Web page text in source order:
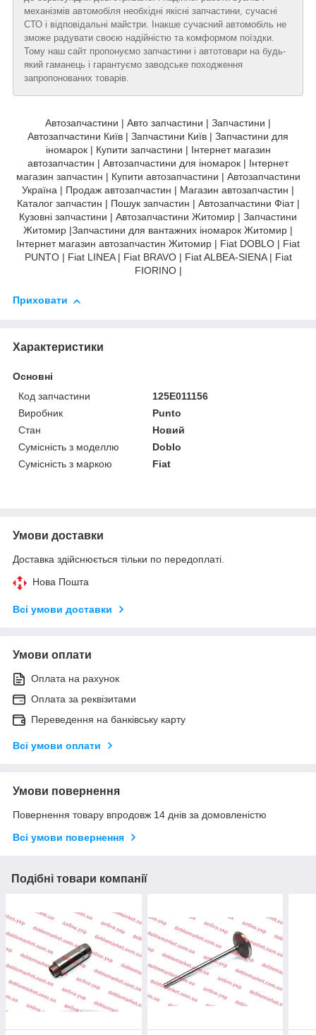
механізмів автомобіля необхідні якісні запчастини, сучасні
СТО і відповідальні майстри. Інакше сучасний автомобіль не
зможе радувати своєю надійністю та комформом поїздки.
Тому наш сайт пропонуємо запчастини і автотовари на будь-
який гаманець і гарантуємо заводське походження
запропонованих товарів.
Автозапчастини | Авто запчастини | Запчастини |
Автозапчастини Київ | Запчастини Київ | Запчастини для
іномарок | Купити запчастини | Інтернет магазин
автозапчастин | Автозапчастини для іномарок | Інтернет
магазин запчастин | Купити автозапчастини | Автозапчастини
Україна | Продаж автозапчастин | Магазин автозапчастин |
Каталог запчастин | Пошук запчастин | Автозапчастини Фіат |
Кузовні запчастини | Автозапчастини Житомир | Запчастини
Житомир |Запчастини для вантажних іномарок Житомир |
Інтернет магазин автозапчастин Житомир | Fiat DOBLO | Fiat
PUNTO | Fiat LINEA | Fiat BRAVO | Fiat ALBEA-SIENA | Fiat
FIORINO |
Приховати
Характеристики
Основні
Код запчастини
125E011156
Виробник
Punto
Стан
Новий
Сумісність з моделлю
Doblo
Сумісність з маркою
Fiat
Умови доставки
Доставка здійснюється тільки по передоплаті.
Нова Пошта
Всі умови доставки
Умови оплати
Оплата на рахунок
Оплата за реквізитами
Переведення на банківську карту
Всі умови оплати
Умови повернення
Повернення товару впродовж 14 днів за домовленістю
Всі умови повернення
Подібні товари компанії